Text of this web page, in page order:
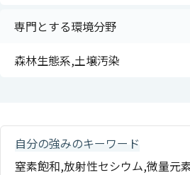
専門とする環境分野
森林生態系,土壌汚染
自分の強みのキーワード
窒素飽和,放射性セシウム,微量元